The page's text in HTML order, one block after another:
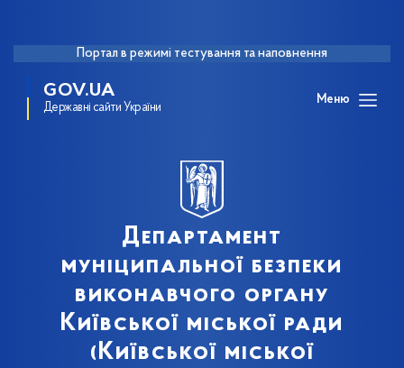
Портал в режимі тестування та наповнення
GOV.UA
Державні сайти України
Меню
Департамент
муніципальної безпеки
виконавчого органу
Київської міської ради
(Київської міської